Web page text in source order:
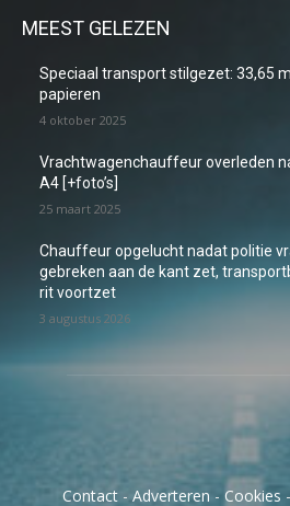
MEEST GELEZEN
Speciaal transport stilgezet: 33,65
papieren
4 oktober 2025
Vrachtwagenchauffeur overleden
A4 [+foto’s]
25 maart 2025
Chauffeur opgelucht nadat politie
gebreken aan de kant zet,
rit voortzet
3 augustus 2026
Contact -Adverteren - Cookies -